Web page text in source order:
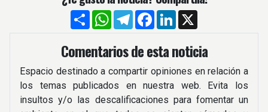
CompartirWhatsApp
TelegramFacebook
LinkedIn
Comentarios de esta noticia
Espacio destinado a compartir opiniones en relación a
los temas publicados en nuestra web. Evita los
insultos y/o las descalificaciones para fomentar un